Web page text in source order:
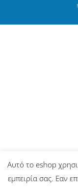
Αυτό το eshop
εμπειρία σας. Εαν